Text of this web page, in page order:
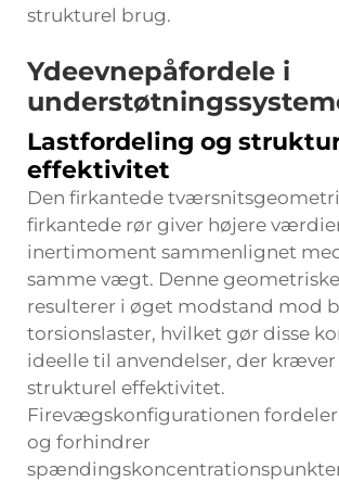
strukturel brug.
Ydeevnepåfordele i
Lastfordeling og
effektivitet
Den firkantede
firkantede rør giver højere
inertimoment sammenlignet
samme vægt. Denne
resulterer i øget modstand mod
torsionslaster, hvilket gør disse
ideelle til anvendelser, der
strukturel effektivitet.
Firevægskonfigurationen
og forhindrer